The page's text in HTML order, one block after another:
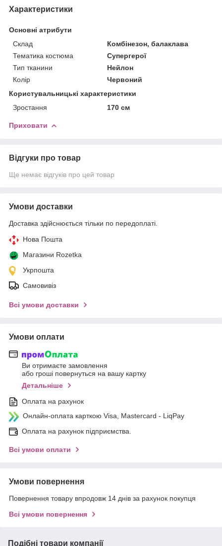
Характеристики
Основні атрибути
Склад
Комбінезон, балаклава
Тематика костюма
Супергерої
Тип тканини
Нейлон
Колір
Червоний
Користувальницькі характеристики
Зростання
170 см
Приховати
Відгуки про товар
Ще немає відгуків про цей товар
Умови доставки
Доставка здійснюється тільки по передоплаті.
Нова Пошта
Магазини Rozetka
Укрпошта
Самовивіз
Всі умови доставки
Умови оплати
Ви отримаєте замовлення
або гроші повернуться на вашу картку
Детальніше
Оплата на рахунок
Онлайн-оплата карткою Visa, Mastercard - LiqPay
Оплата на рахунок підприємства.
Всі умови оплати
Умови повернення
Повернення товару впродовж 14 днів за рахунок покупця
Всі умови повернення
Подібні товари компанії